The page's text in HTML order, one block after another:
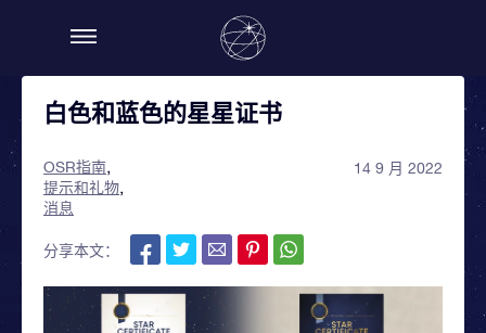
白色和蓝色的星星证书
OSR指南
提示和礼物
消息
14 9 月 2022
分享本文：